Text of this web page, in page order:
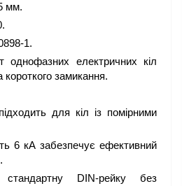
мм.
1.
однофазних електричних кіл
короткого замикання.
для кіл із помірними
6 кА забезпечує ефективний
DIN-рейку без